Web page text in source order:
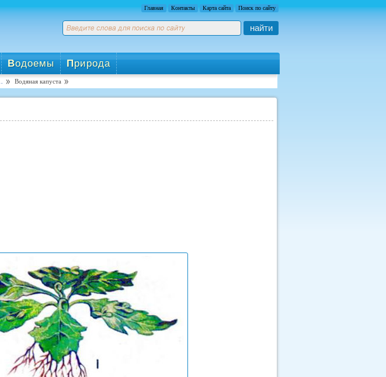
Главная Контакты Карта сайта Поиск по сайту
найти
Водоемы Природа
Водяная капуста